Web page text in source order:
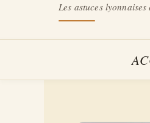
Les astuces